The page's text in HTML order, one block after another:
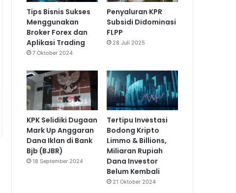
Tips Bisnis Sukses
Menggunakan
Broker Forex dan
Aplikasi Trading
7 Oktober 2024
Penyaluran KPR
Subsidi Didominasi
FLPP
28 Juli 2025
KPK Selidiki Dugaan
Mark Up Anggaran
Dana Iklan di Bank
Bjb (BJBR)
18 September 2024
Tertipu Investasi
Bodong Kripto
Limmo & Billions,
Miliaran Rupiah
Dana Investor
Belum Kembali
21 Oktober 2024